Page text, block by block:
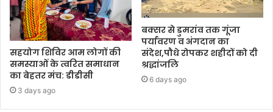
सहयोग शिविर आम लोगों की
समस्याओं के त्वरित समाधान
का बेहतर मंच: डीडीसी
3 days ago
बक्सर से डुमरांव तक गूंजा
पर्यावरण व अंगदान का
संदेश,पौधे रोपकर शहीदों को दी
श्रद्धांजलि
6 days ago